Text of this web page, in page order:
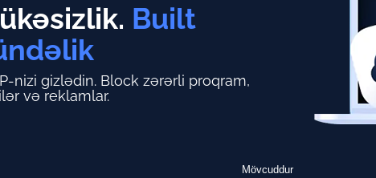
Built
nizi gizlədin. Block zərərli proqram,
və reklamlar.
Mövcuddur